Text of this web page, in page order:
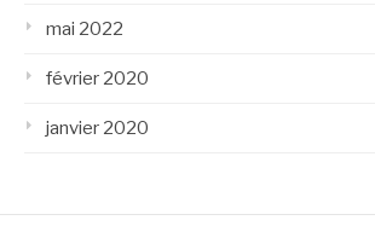
mai 2022
février 2020
janvier 2020